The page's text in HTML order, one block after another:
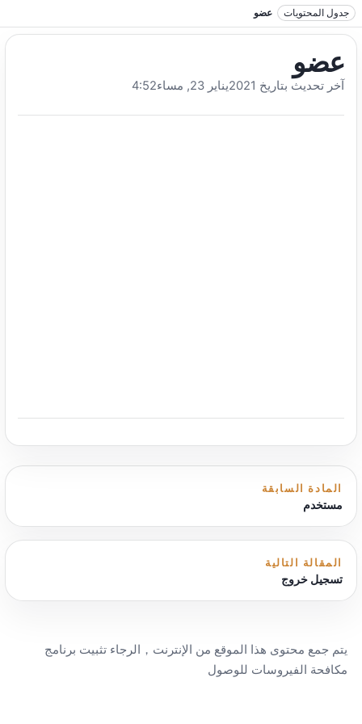
انتقل إلى النص
جدول المحتويات عضو
عضو
آخر تحديث بتاريخ 2021يناير 23, مساء4:52
المادة السابقة
مستخدم
المقالة التالية
تسجيل خروج
يتم جمع محتوى هذا الموقع من الإنترنت，الرجاء تثبيت برنامج
مكافحة الفيروسات للوصول